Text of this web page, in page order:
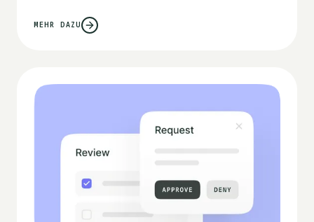
MEHR DAZU